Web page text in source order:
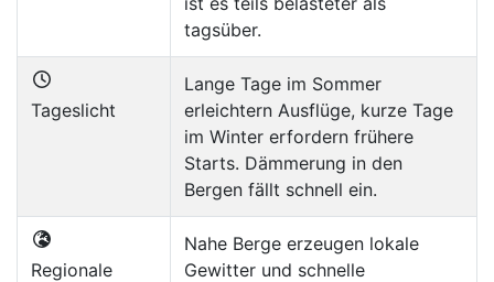
tagsüber.
Tageslicht
Lange Tage im Sommer
erleichtern Ausflüge, kurze Tage
im Winter erfordern frühere
Starts. Dämmerung in den
Bergen fällt schnell ein.
Regionale
Nahe Berge erzeugen lokale
Gewitter und schnelle